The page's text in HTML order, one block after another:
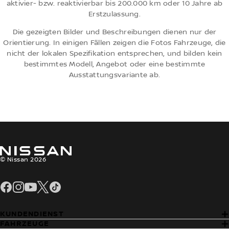
aktivier- bzw. reaktivierbar bis 200.000 km oder 10 Jahre ab
Erstzulassung.
Die gezeigten Bilder und Beschreibungen dienen nur der
Orientierung. In einigen Fällen zeigen die Fotos Fahrzeuge, die
nicht der lokalen Spezifikation entsprechen, und bilden kein
bestimmtes Modell, Angebot oder eine bestimmte
Ausstattungsvariante ab.
© Nissan 2026
Facebook
Instagram
YouTube
Twitter
Tiktok
KUNDENDIENST
FAHRZEUGE